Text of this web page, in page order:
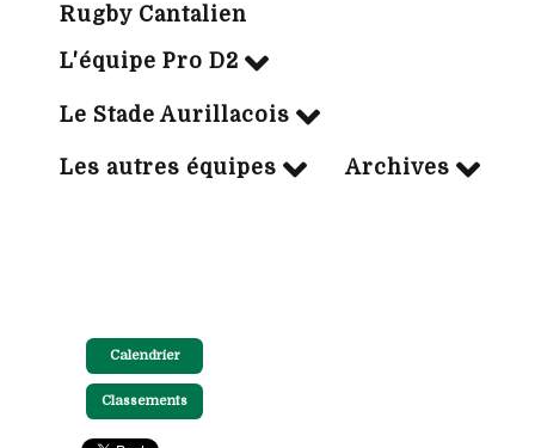
Rugby Cantalien
L'équipe Pro D2
Le Stade Aurillacois
Les autres équipes Archives
Calendrier
Classements